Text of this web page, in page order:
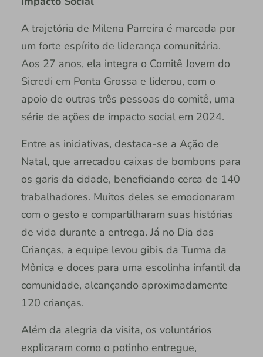
A trajetória de Milena Parreira é marcada por
um forte espírito de liderança comunitária.
Aos 27 anos, ela integra o Comitê Jovem do
Sicredi em Ponta Grossa e liderou, com o
apoio de outras três pessoas do comitê, uma
série de ações de impacto social em 2024.
Entre as iniciativas, destaca-se a Ação de
Natal, que arrecadou caixas de bombons para
os garis da cidade, beneficiando cerca de 140
trabalhadores. Muitos deles se emocionaram
com o gesto e compartilharam suas histórias
de vida durante a entrega. Já no Dia das
Crianças, a equipe levou gibis da Turma da
Mônica e doces para uma escolinha infantil da
comunidade, alcançando aproximadamente
120 crianças.
Além da alegria da visita, os voluntários
explicaram como o potinho entregue,